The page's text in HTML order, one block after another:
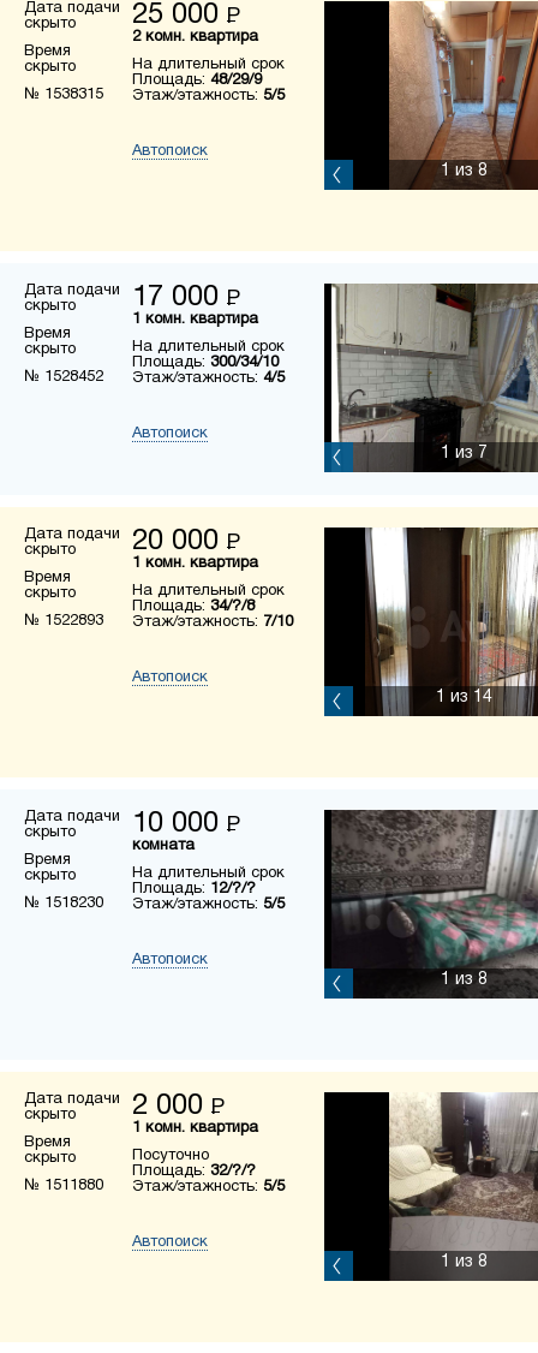
Дата подачи
скрыто
Время
скрыто
№ 1538315
25 000 Р
2 комн. квартира
На длительный срок
Площадь: 48/29/9
Этаж/этажность: 5/5
Автопоиск
1 из 8
Дата подачи
скрыто
Время
скрыто
№ 1528452
17 000 Р
1 комн. квартира
На длительный срок
Площадь: 300/34/10
Этаж/этажность: 4/5
Автопоиск
1 из 7
Дата подачи
скрыто
Время
скрыто
№ 1522893
20 000 Р
1 комн. квартира
На длительный срок
Площадь: 34/?/8
Этаж/этажность: 7/10
Автопоиск
1 из 14
Дата подачи
скрыто
Время
скрыто
№ 1518230
10 000 Р
комната
На длительный срок
Площадь: 12/?/?
Этаж/этажность: 5/5
Автопоиск
1 из 8
Дата подачи
скрыто
Время
скрыто
№ 1511880
2 000 Р
1 комн. квартира
Посуточно
Площадь: 32/?/?
Этаж/этажность: 5/5
Автопоиск
1 из 8